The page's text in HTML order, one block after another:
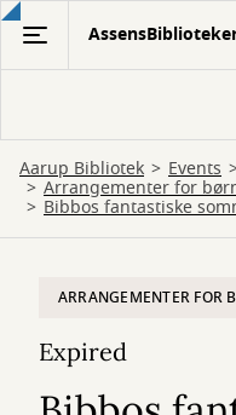
Gå
hovedindhold
Aarup Bibliotek Events
Arrangementer for
Bibbos fantastiske
ARRANGEMENTER FOR
Expired